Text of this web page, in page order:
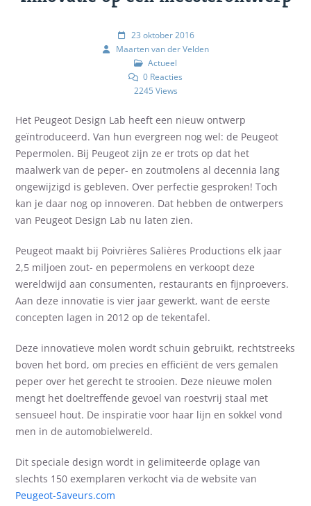
23 oktober 2016
Maarten van der Velden
Actueel
0 Reacties
2245 Views
Het Peugeot Design Lab heeft een nieuw ontwerp
geïntroduceerd. Van hun evergreen nog wel: de Peugeot
Pepermolen. Bij Peugeot zijn ze er trots op dat het
maalwerk van de peper- en zoutmolens al decennia lang
ongewijzigd is gebleven. Over perfectie gesproken! Toch
kan je daar nog op innoveren. Dat hebben de ontwerpers
van Peugeot Design Lab nu laten zien.
Peugeot maakt bij Poivrières Salières Productions elk jaar
2,5 miljoen zout- en pepermolens en verkoopt deze
wereldwijd aan consumenten, restaurants en fijnproevers.
Aan deze innovatie is vier jaar gewerkt, want de eerste
concepten lagen in 2012 op de tekentafel.
Deze innovatieve molen wordt schuin gebruikt, rechtstreeks
boven het bord, om precies en efficiënt de vers gemalen
peper over het gerecht te strooien. Deze nieuwe molen
mengt het doeltreffende gevoel van roestvrij staal met
sensueel hout. De inspiratie voor haar lijn en sokkel vond
men in de automobielwereld.
Dit speciale design wordt in gelimiteerde oplage van
slechts 150 exemplaren verkocht via de website van
Peugeot-Saveurs.com